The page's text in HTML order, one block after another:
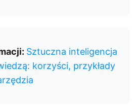
Sztuczna inteligencja
korzyści, przykłady